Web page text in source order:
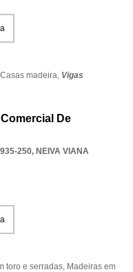
Casas madeira, Vigas
De
250, NEIVA VIANA
toro e serradas, Madeiras em